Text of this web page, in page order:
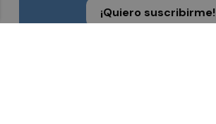
¡Quiero suscribirme!